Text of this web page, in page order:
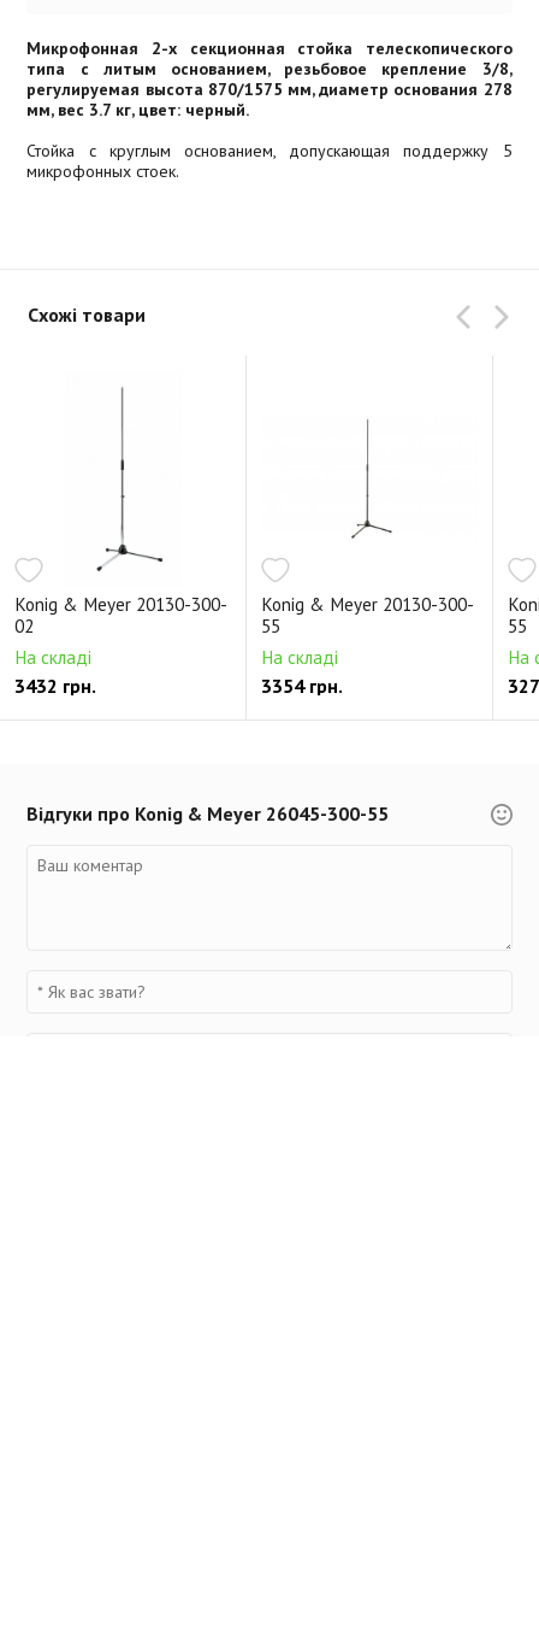
Микрофонная 2-х секционная стойка телескопического
типа с литым основанием, резьбовое крепление 3/8,
регулируемая высота 870/1575 мм, диаметр основания 278
мм, вес 3.7 кг, цвет: черный.
Стойка с круглым основанием, допускающая поддержку 5
микрофонных стоек.
Схожі товари
Konig & Meyer 20130-300-
02
На складі
3432 грн.
Konig & Meyer 20130-300-
55
На складі
3354 грн.
55
На
Відгуки про Konig & Meyer 26045-300-55